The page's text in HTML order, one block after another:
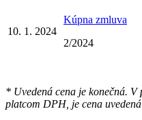
10. 1. 2024
Kúpna zmluva
2/2024
* Uvedená cena je konečná. V
platcom DPH, je cena